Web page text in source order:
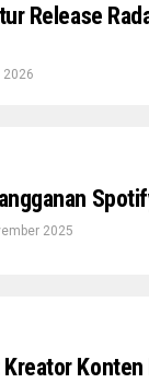
Release
2026
2025
Konten